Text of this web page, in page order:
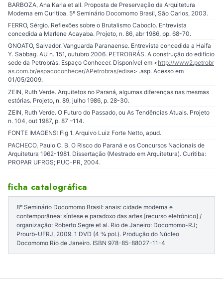
BARBOZA, Ana Karla et all. Proposta de Preservação da Arquitetura
Moderna em Curitiba. 5º Seminário Docomomo Brasil, São Carlos, 2003.
FERRO, Sérgio. Reflexões sobre o Brutalismo Caboclo. Entrevista
concedida a Marlene Acayaba. Projeto, n. 86, abr 1986, pp. 68-70.
GNOATO, Salvador. Vanguarda Paranaense. Entrevista concedida a Haifa
Y. Sabbag. AU n. 151, outubro 2006. PETROBRÁS. A construção do edifício
sede da Petrobrás. Espaço Conhecer. Disponível em <http://www2.petrobr
as.com.br/espacoconhecer/APetrobras/edise> .asp. Acesso em
01/05/2009.
ZEIN, Ruth Verde. Arquitetos no Paraná, algumas diferenças nas mesmas
estórias. Projeto, n. 89, julho 1986, p. 28-30.
ZEIN, Ruth Verde. O Futuro do Passado, ou As Tendências Atuais. Projeto
n. 104, out 1987, p. 87 –114.
FONTE IMAGENS: Fig 1. Arquivo Luiz Forte Netto, apud.
PACHECO, Paulo C. B. O Risco do Paraná e os Concursos Nacionais de
Arquitetura 1962-1981. Dissertação (Mestrado em Arquitetura). Curitiba:
PROPAR UFRGS; PUC-PR, 2004.
ficha catalográfica
8º Seminário Docomomo Brasil: anais: cidade moderna e
contemporânea: síntese e paradoxo das artes [recurso eletrônico] /
organização: Roberto Segre et al. Rio de Janeiro: Docomomo-RJ;
Prourb-UFRJ, 2009. 1 DVD (4 ¾ pol.). Produção do Núcleo
Docomomo Rio de Janeiro. ISBN 978-85-88027-11-4